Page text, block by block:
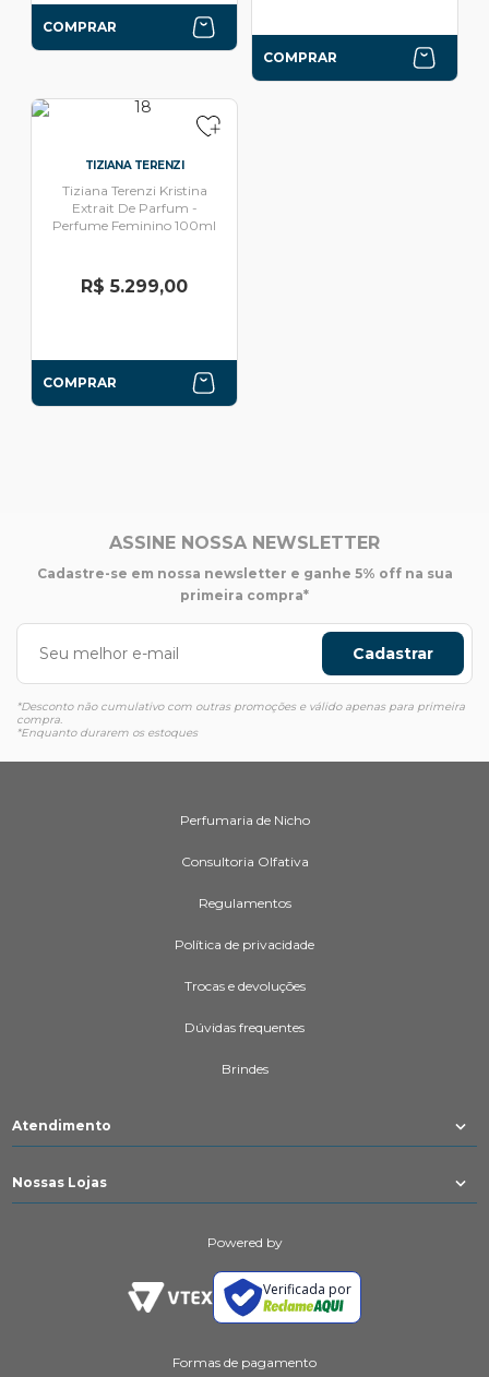
COMPRAR
COMPRAR
TIZIANA TERENZI
Tiziana Terenzi Kristina
Extrait De Parfum -
Perfume Feminino 100ml
R$ 5.299,00
COMPRAR
ASSINE NOSSA NEWSLETTER
Cadastre-se em nossa newsletter e ganhe 5% off na sua
primeira compra*
Cadastrar
*Desconto não cumulativo com outras promoções e válido apenas para primeira
compra.
*Enquanto durarem os estoques
Perfumaria de Nicho
Consultoria Olfativa
Regulamentos
Política de privacidade
Trocas e devoluções
Dúvidas frequentes
Brindes
Atendimento
Nossas Lojas
Powered by
Verificada por
Formas de pagamento